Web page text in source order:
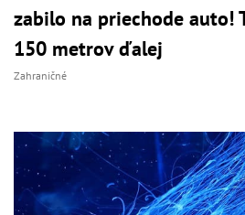
zabilo na priechode auto!
150 metrov ďalej
Zahraničné